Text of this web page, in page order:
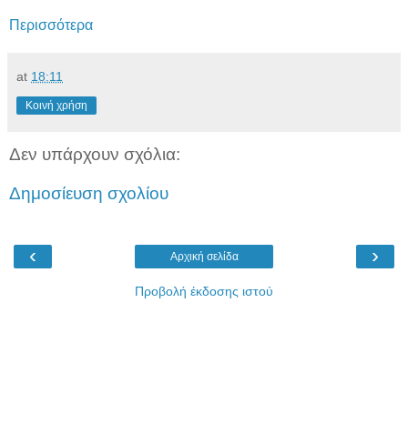
Περισσότερα
at 18:11
Κοινή χρήση
Δεν υπάρχουν σχόλια:
Δημοσίευση σχολίου
‹ ›
Αρχική σελίδα
Προβολή έκδοσης ιστού